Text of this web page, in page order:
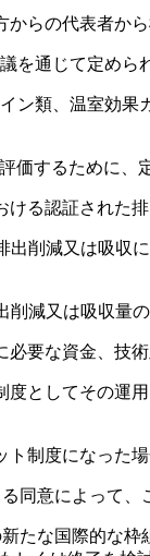
らの代表者か
を通じて定めら
ン類、温室効
価するために、
ける認証された
出削減又は吸収
減又は吸収量
必要な資金、技
度としてその運
制度になった
同意によって、
たな国際的な